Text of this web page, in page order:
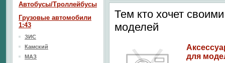
Тем кто хочет
моделей
для
Автобусы/Троллейбусы
Грузовые автомобили
1:43
ЗИС
Камский
МАЗ